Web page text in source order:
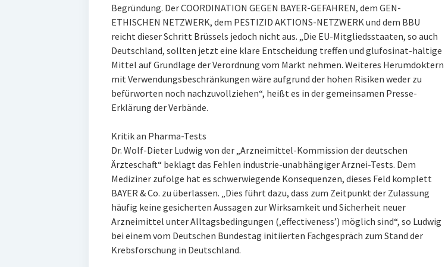
Begründung. Der COORDINATION GEGEN BAYER-GEFAHREN, dem GEN-
ETHISCHEN NETZWERK, dem PESTIZID AKTIONS-NETZWERK und dem BBU
reicht dieser Schritt Brüssels jedoch nicht aus. „Die EU-Mitgliedsstaaten, so auch
Deutschland, sollten jetzt eine klare Entscheidung treffen und glufosinat-haltige
Mittel auf Grundlage der Verordnung vom Markt nehmen. Weiteres Herumdoktern
mit Verwendungsbeschränkungen wäre aufgrund der hohen Risiken weder zu
befürworten noch nachzuvollziehen“, heißt es in der gemeinsamen Presse-
Erklärung der Verbände.
Kritik an Pharma-Tests
Dr. Wolf-Dieter Ludwig von der „Arzneimittel-Kommission der deutschen
Ärzteschaft“ beklagt das Fehlen industrie-unabhängiger Arznei-Tests. Dem
Mediziner zufolge hat es schwerwiegende Konsequenzen, dieses Feld komplett
BAYER & Co. zu überlassen. „Dies führt dazu, dass zum Zeitpunkt der Zulassung
häufig keine gesicherten Aussagen zur Wirksamkeit und Sicherheit neuer
Arzneimittel unter Alltagsbedingungen (‚effectiveness’) möglich sind“, so Ludwig
bei einem vom Deutschen Bundestag initiierten Fachgespräch zum Stand der
Krebsforschung in Deutschland.